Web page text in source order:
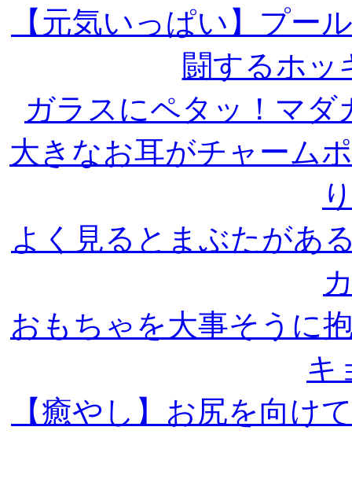
【元気いっぱい】プー
闘するホッ
ガラスにペタッ！マ
大きなお耳がチャーム
よく見るとまぶたがあ
おもちゃを大事そうに
キ
【癒やし】お尻を向け